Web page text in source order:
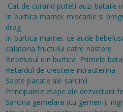
Cat de curand puteti auzi bataile
In burtica mamei: miscarile si
drag
In burtica mamei: ce aude
calatoria fructului catre nastere
Bebelusul din burtica: Primele
Retardul de crestere intrauterina
Sapte pacate ale sarcinii
Principalele etape ale dezvoltarii
Sarcina gemelara (cu gemeni),